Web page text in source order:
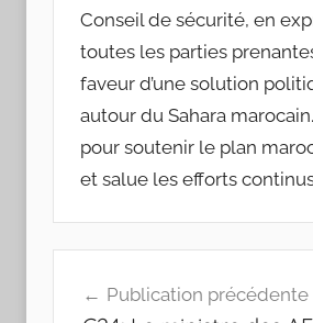
Conseil de sécurité, en
toutes les parties
faveur d’une solution
autour du Sahara
pour soutenir le plan
et salue les efforts
de
Publication précédente